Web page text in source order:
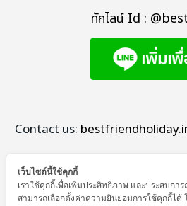
ทักไลน์ Id :
Contact us:
เว็บไซต์นี้ใช้คุกกี้
เราใช้คุกกี้เพื่อเพิ่มประสิทธิภาพ และประสบก
สามารถเลือกตั้งค่าความยินยอมการใช้คุกกี้ได้